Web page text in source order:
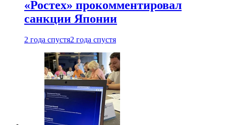
«Ростех» прокомментировал
санкции Японии
2 года спустя2 года спустя